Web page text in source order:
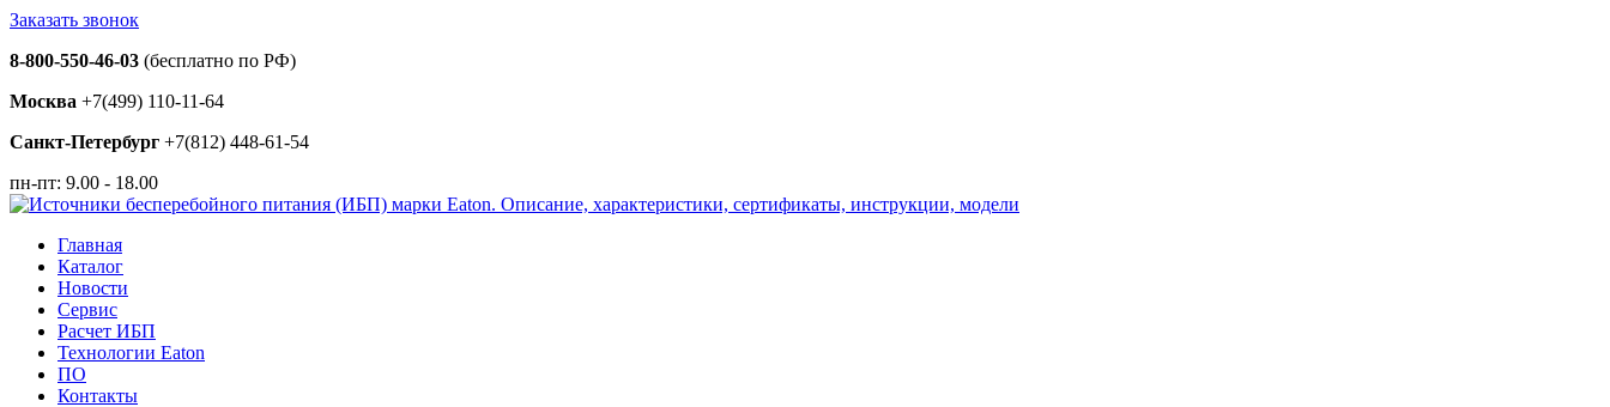
Заказать звонок
8-800-550-46-03 (бесплатно по РФ)
Москва +7(499) 110-11-64
Санкт-Петербург +7(812) 448-61-54
пн-пт: 9.00 - 18.00
Главная
Каталог
Новости
Сервис
Расчет ИБП
Технологии Eaton
ПО
Контакты